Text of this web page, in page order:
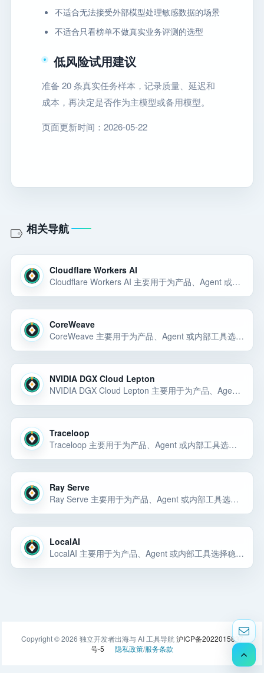
不适合无法接受外部模型处理敏感数据的场景
不适合只看榜单不做真实业务评测的选型
低风险试用建议
准备 20 条真实任务样本，记录质量、延迟和
成本，再决定是否作为主模型或备用模型。
页面更新时间：2026-05-22
相关导航
Cloudflare Workers AI
Cloudflare Workers AI 主要用于为产品、Agent 或内部工具选择稳定的模型能力和 API 底座。Cloudflare Workers AI 主要用于为产品、Agent 或内部工具选择稳定的模型能力和 API 底座。Cloudflare… 选择前重点看价格、上手门槛、风险和替代方案。
CoreWeave
CoreWeave 主要用于为产品、Agent 或内部工具选择稳定的模型能力和 API 底座。CoreWeave 主要用于为产品、Agent 或内部工具选择稳定的模型能力和 API 底座。CoreWeave 主要用于为产品、Agen… 选择前重点看价格、上手门槛、风险和替代方案。
NVIDIA DGX Cloud Lepton
NVIDIA DGX Cloud Lepton 主要用于为产品、Agent 或内部工具选择稳定的模型能力和 API 底座。NVIDIA DGX Cloud Lepton 主要用于为产品、Agent 或内部工具选择稳定的模型能力和 API 底座。NVIDIA D… 选择前重点看价格、上手门槛、风险和替代方案。
Traceloop
Traceloop 主要用于为产品、Agent 或内部工具选择稳定的模型能力和 API 底座。Traceloop 主要用于为产品、Agent 或内部工具选择稳定的模型能力和 API 底座。Traceloop 主要用于为产品、Agen… 选择前重点看价格、上手门槛、风险和替代方案。
Ray Serve
Ray Serve 主要用于为产品、Agent 或内部工具选择稳定的模型能力和 API 底座。Ray Serve 主要用于为产品、Agent 或内部工具选择稳定的模型能力和 API 底座。Ray Serve 主要用于为产品、Agen… 选择前重点看价格、上手门槛、风险和替代方案。
LocalAI
LocalAI 主要用于为产品、Agent 或内部工具选择稳定的模型能力和 API 底座。LocalAI 主要用于为产品、Agent 或内部工具选择稳定的模型能力和 API 底座。LocalAI 主要用于为产品、Agent 或内… 选择前重点看价格、上手门槛、风险和替代方案。
Copyright © 2026 独立开发者出海与 AI 工具导航 沪ICP备2022015837
号-5
隐私政策/服务条款